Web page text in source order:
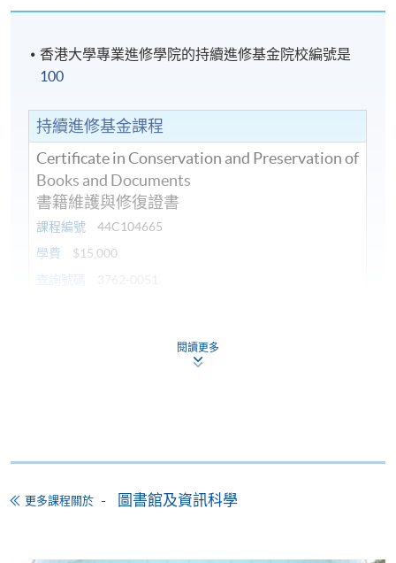
香港大學專業進修學院的持續進修基金院校編號是
100
持續進修基金課程
Certificate in Conservation and Preservation of
Books and Documents
書籍維護與修復證書
課程編號
44C104665
學費
$15,000
查詢號碼
本課程已加入持續進修基金可獲發還款項課程名單內
閱讀更多
更多課程關於 圖書館及資訊科學